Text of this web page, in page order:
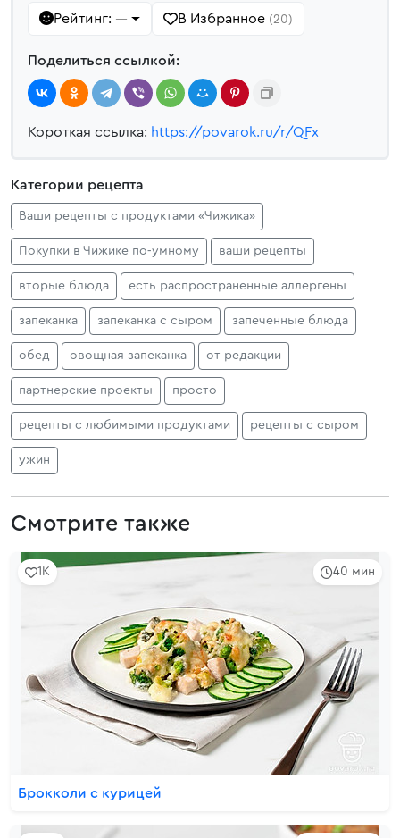
Рейтинг: — В Избранное (20)
Поделиться ссылкой:
Короткая ссылка: https://povarok.ru/r/QFx
Категории рецепта
Ваши рецепты с продуктами «Чижика»
Покупки в Чижике по‑умному ваши рецепты
вторые блюда есть распространенные аллергены
запеканка запеканка с сыром запеченные блюда
обед овощная запеканка от редакции
партнерские проекты просто
рецепты с любимыми продуктами рецепты с сыром
ужин
Смотрите также
40 мин
1K
Брокколи с курицей